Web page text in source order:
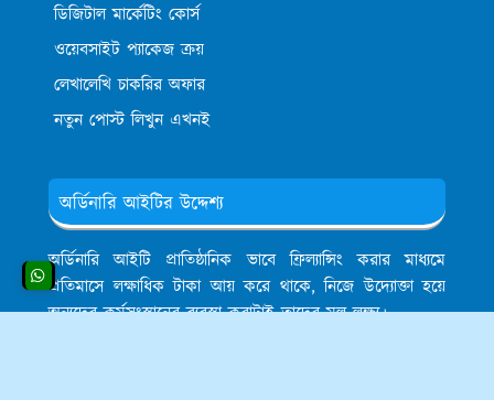
ডিজিটাল মার্কেটিং কোর্স
ওয়েবসাইট প্যাকেজ ক্রয়
লেখালেখি চাকরির অফার
নতুন পোস্ট লিখুন এখনই
অর্ডিনারি আইটির উদ্দেশ্য
অর্ডিনারি আইটি প্রাতিষ্ঠানিক ভাবে ফ্রিল্যান্সিং করার মাধ্যমে
প্রতিমাসে লক্ষাধিক টাকা আয় করে থাকে, নিজে উদ্যোক্তা হয়ে
অন্যদের কর্মসংস্থানের ব্যবস্থা করাটাই তাদের মূল লক্ষ্য।